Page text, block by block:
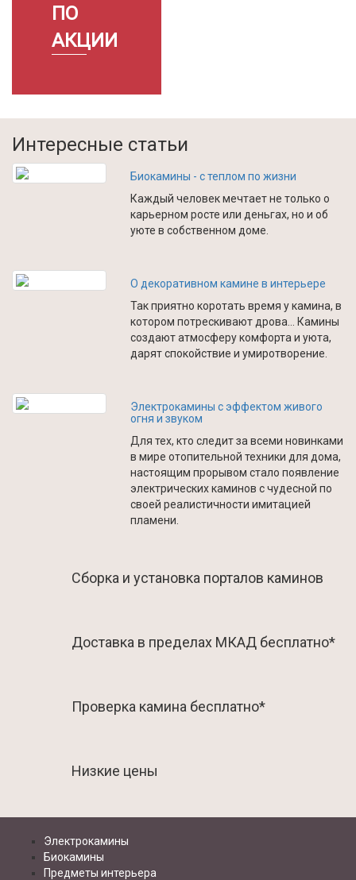
ПО
АКЦИИ
Интересные статьи
Биокамины - с теплом по жизни
Каждый человек мечтает не только о
карьерном росте или деньгах, но и об
уюте в собственном доме.
О декоративном камине в интерьере
Так приятно коротать время у камина, в
котором потрескивают дрова… Камины
создают атмосферу комфорта и уюта,
дарят спокойствие и умиротворение.
Электрокамины с эффектом живого
огня и звуком
Для тех, кто следит за всеми новинками
в мире отопительной техники для дома,
настоящим прорывом стало появление
электрических каминов с чудесной по
своей реалистичности имитацией
пламени.
Сборка и установка порталов каминов
Доставка в пределах МКАД бесплатно*
Проверка камина бесплатно*
Низкие цены
Электрокамины
Биокамины
Предметы интерьера